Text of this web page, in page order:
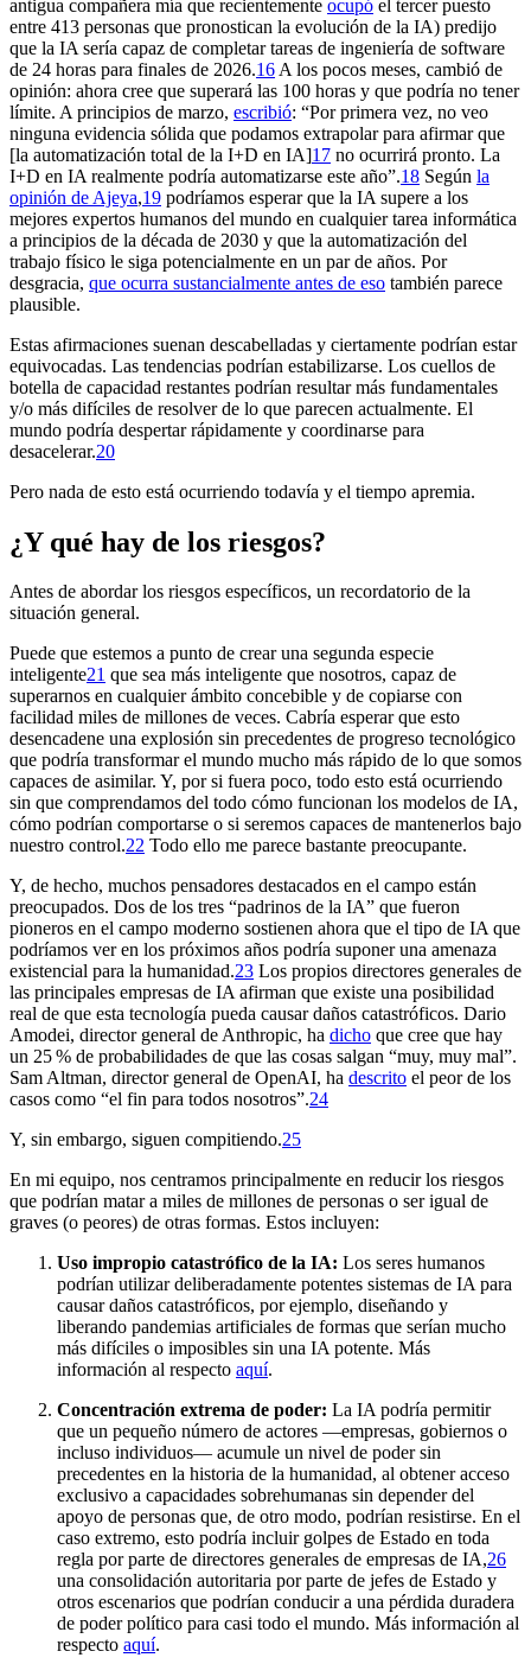
antigua compañera mía que recientemente ocupó el tercer puesto
entre 413 personas que pronostican la evolución de la IA) predijo
que la IA sería capaz de completar tareas de ingeniería de software
de 24 horas para finales de 2026.⁠16 A los pocos meses, cambió de
opinión: ahora cree que superará las 100 horas y que podría no tener
límite. A principios de marzo, escribió: “Por primera vez, no veo
ninguna evidencia sólida que podamos extrapolar para afirmar que
[la automatización total de la I+D en IA]17 no ocurrirá pronto. La
I+D en IA realmente podría automatizarse este año”.⁠18 Según la
opinión de Ajeya,⁠19 podríamos esperar que la IA supere a los
mejores expertos humanos del mundo en cualquier tarea informática
a principios de la década de 2030 y que la automatización del
trabajo físico le siga potencialmente en un par de años. Por
desgracia, que ocurra sustancialmente antes de eso también parece
plausible.
Estas afirmaciones suenan descabelladas y ciertamente podrían estar
equivocadas. Las tendencias podrían estabilizarse. Los cuellos de
botella de capacidad restantes podrían resultar más fundamentales
y/o más difíciles de resolver de lo que parecen actualmente. El
mundo podría despertar rápidamente y coordinarse para
desacelerar.⁠20
Pero nada de esto está ocurriendo todavía y el tiempo apremia.
¿Y qué hay de los riesgos?
Antes de abordar los riesgos específicos, un recordatorio de la
situación general.
Puede que estemos a punto de crear una segunda especie
inteligente⁠21 que sea más inteligente que nosotros, capaz de
superarnos en cualquier ámbito concebible y de copiarse con
facilidad miles de millones de veces. Cabría esperar que esto
desencadene una explosión sin precedentes de progreso tecnológico
que podría transformar el mundo mucho más rápido de lo que somos
capaces de asimilar. Y, por si fuera poco, todo esto está ocurriendo
sin que comprendamos del todo cómo funcionan los modelos de IA,
cómo podrían comportarse o si seremos capaces de mantenerlos bajo
nuestro control.⁠22 Todo ello me parece bastante preocupante.
Y, de hecho, muchos pensadores destacados en el campo están
preocupados. Dos de los tres “padrinos de la IA” que fueron
pioneros en el campo moderno sostienen ahora que el tipo de IA que
podríamos ver en los próximos años podría suponer una amenaza
existencial para la humanidad.⁠23 Los propios directores generales de
las principales empresas de IA afirman que existe una posibilidad
real de que esta tecnología pueda causar daños catastróficos. Dario
Amodei, director general de Anthropic, ha dicho que cree que hay
un 25 % de probabilidades de que las cosas salgan “muy, muy mal”.
Sam Altman, director general de OpenAI, ha descrito el peor de los
casos como “el fin para todos nosotros”.⁠24
Y, sin embargo, siguen compitiendo.⁠25
En mi equipo, nos centramos principalmente en reducir los riesgos
que podrían matar a miles de millones de personas o ser igual de
graves (o peores) de otras formas. Estos incluyen:
Uso impropio catastrófico de la IA: Los seres humanos
podrían utilizar deliberadamente potentes sistemas de IA para
causar daños catastróficos, por ejemplo, diseñando y
liberando pandemias artificiales de formas que serían mucho
más difíciles o imposibles sin una IA potente. Más
información al respecto aquí.
Concentración extrema de poder: La IA podría permitir
que un pequeño número de actores —empresas, gobiernos o
incluso individuos— acumule un nivel de poder sin
precedentes en la historia de la humanidad, al obtener acceso
exclusivo a capacidades sobrehumanas sin depender del
apoyo de personas que, de otro modo, podrían resistirse. En el
caso extremo, esto podría incluir golpes de Estado en toda
regla por parte de directores generales de empresas de IA,⁠26
una consolidación autoritaria por parte de jefes de Estado y
otros escenarios que podrían conducir a una pérdida duradera
de poder político para casi todo el mundo. Más información al
respecto aquí.